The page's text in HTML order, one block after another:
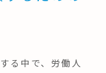
る中で、労働人